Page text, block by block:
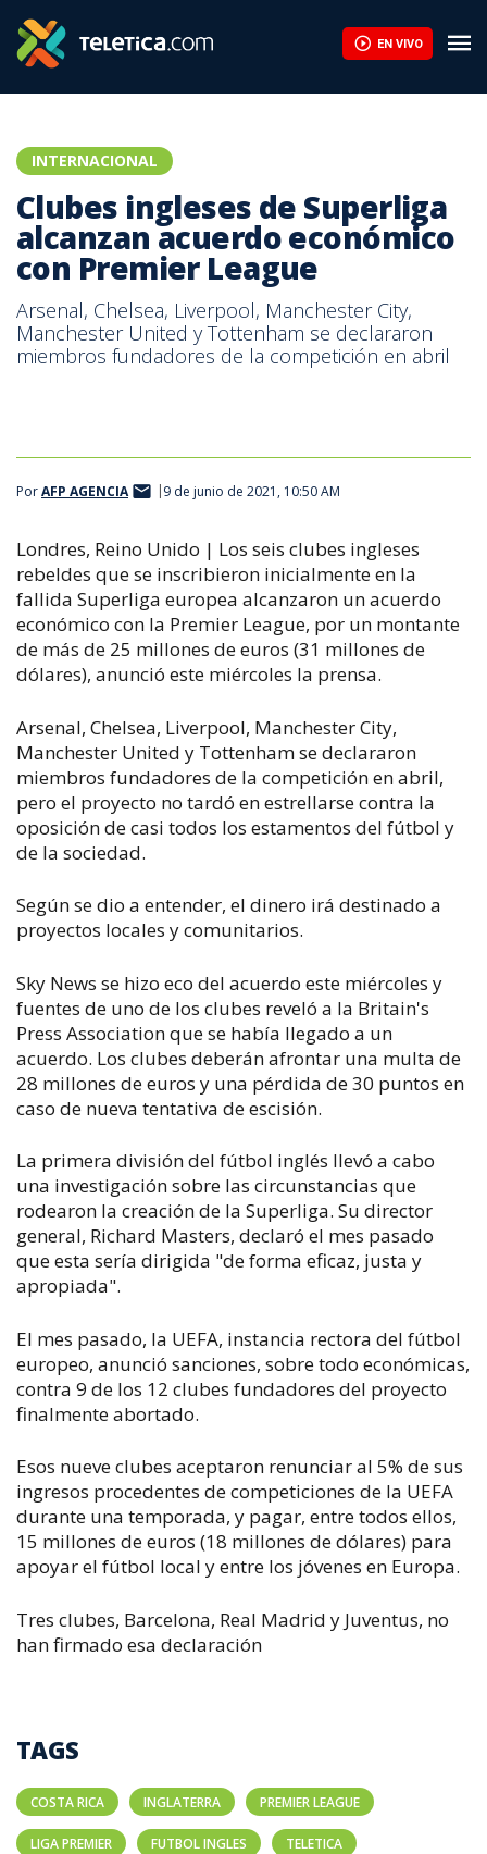
EN VIVO
INTERNACIONAL
Clubes ingleses de Superliga
alcanzan acuerdo económico
con Premier League
Arsenal, Chelsea, Liverpool, Manchester City,
Manchester United y Tottenham se declararon
miembros fundadores de la competición en abril
PorAFP AGENCIA 9 de junio de 2021, 10:50 AM
Londres, Reino Unido | Los seis clubes ingleses
rebeldes que se inscribieron inicialmente en la
fallida Superliga europea alcanzaron un acuerdo
económico con la Premier League, por un montante
de más de 25 millones de euros (31 millones de
dólares), anunció este miércoles la prensa.
Arsenal, Chelsea, Liverpool, Manchester City,
Manchester United y Tottenham se declararon
miembros fundadores de la competición en abril,
pero el proyecto no tardó en estrellarse contra la
oposición de casi todos los estamentos del fútbol y
de la sociedad.
Según se dio a entender, el dinero irá destinado a
proyectos locales y comunitarios.
Sky News se hizo eco del acuerdo este miércoles y
fuentes de uno de los clubes reveló a la Britain's
Press Association que se había llegado a un
acuerdo. Los clubes deberán afrontar una multa de
28 millones de euros y una pérdida de 30 puntos en
caso de nueva tentativa de escisión.
La primera división del fútbol inglés llevó a cabo
una investigación sobre las circunstancias que
rodearon la creación de la Superliga. Su director
general, Richard Masters, declaró el mes pasado
que esta sería dirigida "de forma eficaz, justa y
apropiada".
El mes pasado, la UEFA, instancia rectora del fútbol
europeo, anunció sanciones, sobre todo económicas,
contra 9 de los 12 clubes fundadores del proyecto
finalmente abortado.
Esos nueve clubes aceptaron renunciar al 5% de sus
ingresos procedentes de competiciones de la UEFA
durante una temporada, y pagar, entre todos ellos,
15 millones de euros (18 millones de dólares) para
apoyar el fútbol local y entre los jóvenes en Europa.
Tres clubes, Barcelona, Real Madrid y Juventus, no
han firmado esa declaración
TAGS
COSTA RICA INGLATERRA PREMIER LEAGUE
LIGA PREMIER FUTBOL INGLES TELETICA